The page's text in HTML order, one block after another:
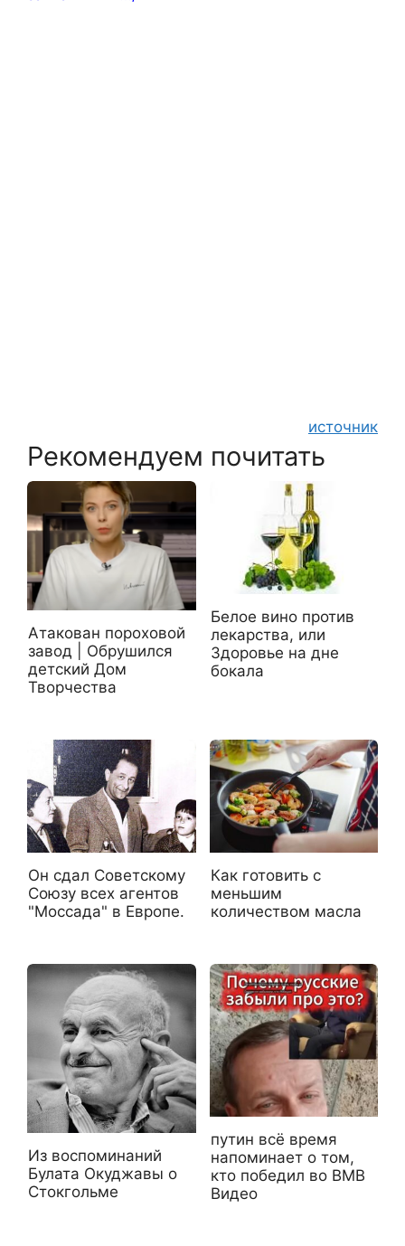
источник
Рекомендуем почитать
Атакован пороховой
завод | Обрушился
детский Дом
Творчества
Белое вино против
лекарства, или
Здоровье на дне
бокала
Он сдал Советскому
Союзу всех агентов
"Моссада" в Европе.
Как готовить с
меньшим
количеством масла
Из воспоминаний
Булата Окуджавы о
Стокгольме
путин всё время
напоминает о том,
кто победил во ВМВ
Видео